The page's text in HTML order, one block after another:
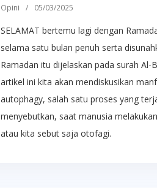
Opini / 05/03/2025
SELAMAT bertemu lagi dengan
selama satu bulan penuh serta
Ramadan itu dijelaskan pada surah
artikel ini kita akan mendiskusikan
autophagy, salah satu proses yang
menyebutkan, saat manusia
atau kita sebut saja otofagi.